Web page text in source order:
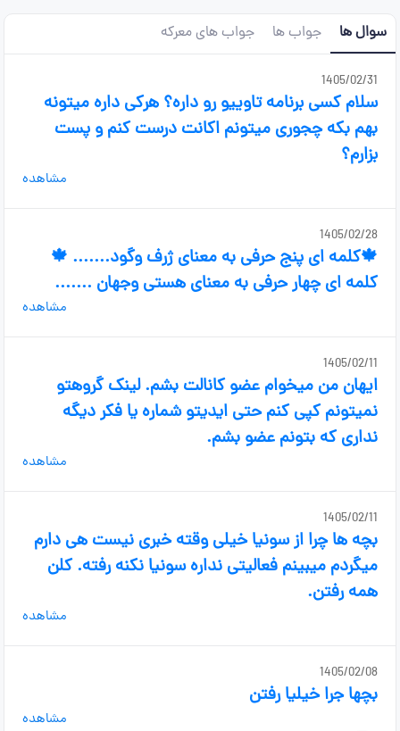
سوال ها جواب ها جواب های معرکه
1405/02/31
سلام کسی برنامه تاوییو رو داره؟ هرکی داره میتونه
بهم بکه چجوری میتونم اکانت درست کنم و پست
بزارم؟
مشاهده
1405/02/28
🍁کلمه ای پنج حرفی به معنای ژرف وگود....... 🍁
کلمه ای چهار حرفی به معنای هستی وجهان ‌‌‌‌‌.......
مشاهده
1405/02/11
ایهان من میخوام عضو کانالت بشم. لینک گروهتو
نمیتونم کپی کنم حتی ایدیتو شماره یا فکر دیگه
نداری که بتونم عضو بشم.
مشاهده
1405/02/11
بچه ها چرا از سونیا خیلی وقته خبری نیست هی دارم
میگردم میبینم فعالیتی نداره سونیا نکنه رفته. کلن
همه رفتن.
مشاهده
1405/02/08
بچها جرا خیلیا رفتن
مشاهده